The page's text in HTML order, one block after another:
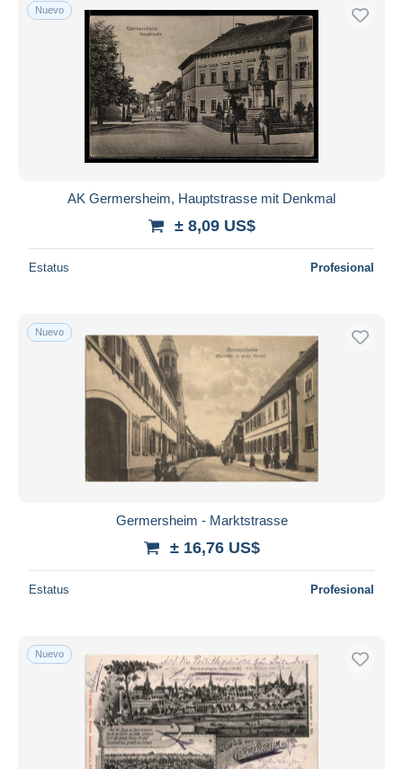
Nuevo
AK Germersheim, Hauptstrasse mit Denkmal
± 8,09 US$
Estatus Profesional
Nuevo
Germersheim - Marktstrasse
± 16,76 US$
Estatus Profesional
Nuevo